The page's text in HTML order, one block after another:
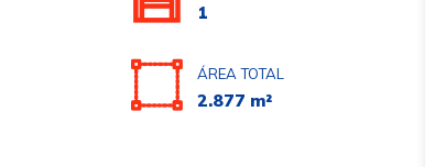
1
ÁREA TOTAL
2.877 m²